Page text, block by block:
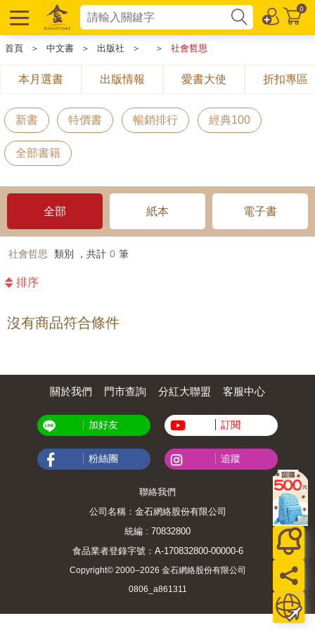
0
首頁 ＞ 中文書 ＞ 出版社 ＞ ＞ 社會哲思
本月選書 出版情報 愛書大使 折扣專區
新書 特價書 暢銷排行 經典100
全部書籍
全部 紙本 電子書
社會哲思 類別 ，共計 0 筆
排序
沒有商品符合條件
關於我們 門市查詢 分紅大聯盟 客服中心
加好友 訂閱
粉絲團 追蹤
聯絡我們
公司名稱：金石網絡股份有限公司
統編 : 70832800
食品業者登錄字號：A-170832800-00000-6
Copyright© 2000–2026 金石網絡股份有限公司
0806_a861311